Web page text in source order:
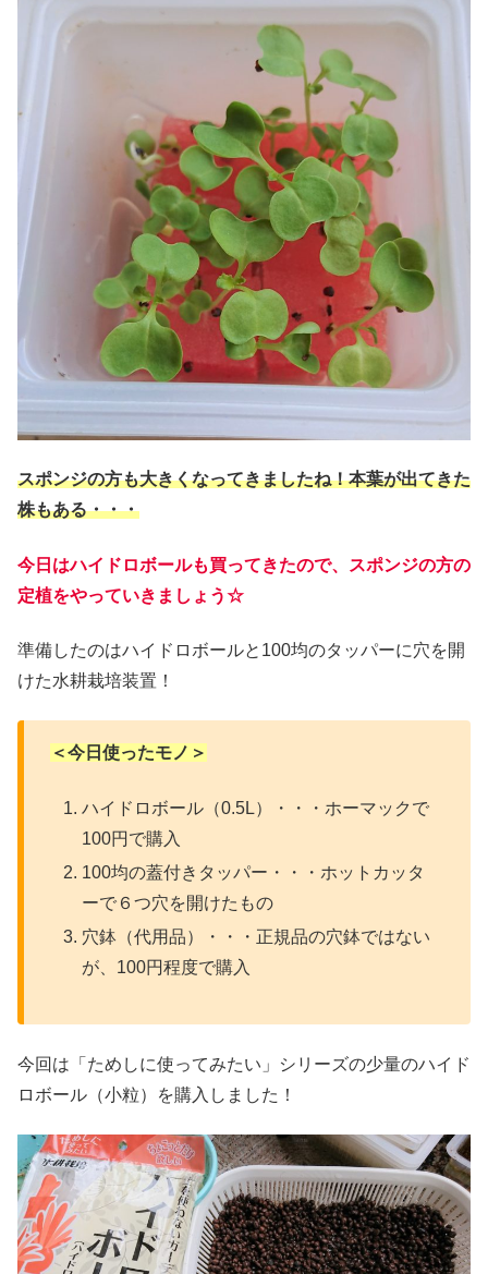
スポンジの方も大きくなってきましたね！本葉が出てきた
株もある・・・
今日はハイドロボールも買ってきたので、スポンジの方の
定植をやっていきましょう☆
準備したのはハイドロボールと100均のタッパーに穴を開
けた水耕栽培装置！
＜今日使ったモノ＞
ハイドロボール（0.5L）・・・ホーマックで
100円で購入
100均の蓋付きタッパー・・・ホットカッタ
ーで６つ穴を開けたもの
穴鉢（代用品）・・・正規品の穴鉢ではない
が、100円程度で購入
今回は「ためしに使ってみたい」シリーズの少量のハイド
ロボール（小粒）を購入しました！